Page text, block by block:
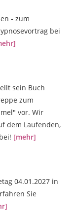
- zum
bei
sein Buch
zum
vor. Wir
dem Laufenden,
[mehr]
04.01.2027 in
Sie